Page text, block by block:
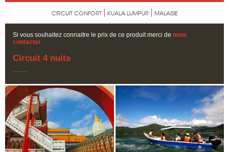
CIRCUIT CONFORT KUALA LUMPUR MALAISIE
Si vous souhaitez connaitre le prix de ce produit merci de nous
contacter
Circuit 4 nuits